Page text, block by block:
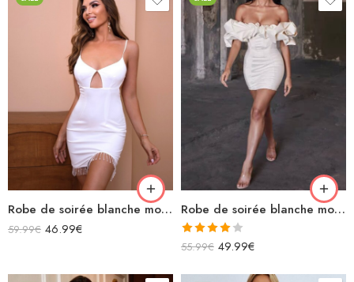
Robe de soirée blanche moulant courte à bretelles avec découpe fendue avec pampilles
59.99€ 46.99€
Robe de soirée blanche moulante manches papillons
Note
5
55.99€ 49.99€